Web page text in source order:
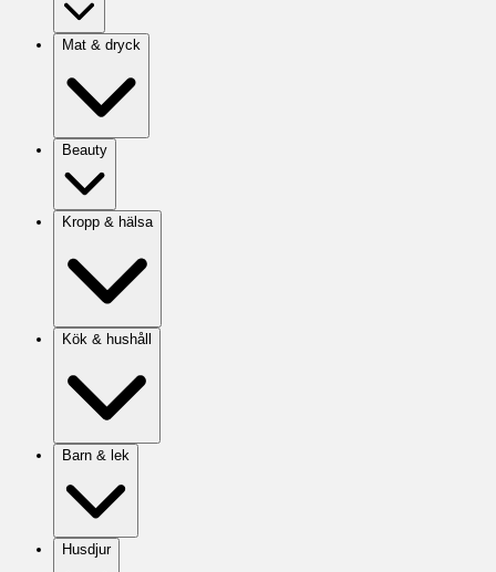
Mat & dryck
Beauty
Kropp & hälsa
Kök & hushåll
Barn & lek
Husdjur